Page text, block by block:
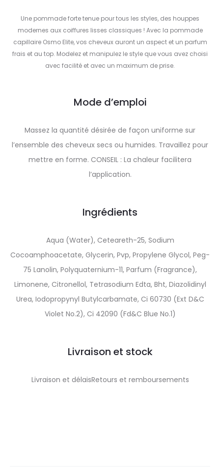
Une pommade forte tenue pour tous les styles, des houppes
modernes aux coiffures lisses classiques ! Avec la pommade
capillaire Osmo Elite, vos cheveux auront un aspect et un parfum
frais et au top. Modelez et manipulez le style que vous avez choisi
avec facilité et avec un maximum de prise.
Mode d’emploi
Massez la quantité désirée de façon uniforme sur
l’ensemble des cheveux secs ou humides. Travaillez pour
mettre en forme. CONSEIL : La chaleur facilitera
l’application.
Ingrédients
Aqua (Water), Ceteareth-25, Sodium
Cocoamphoacetate, Glycerin, Pvp, Propylene Glycol, Peg-
75 Lanolin, Polyquaternium-11, Parfum (Fragrance),
Limonene, Citronellol, Tetrasodium Edta, Bht, Diazolidinyl
Urea, Iodopropynyl Butylcarbamate, Ci 60730 (Ext D&C
Violet No.2), Ci 42090 (Fd&C Blue No.1)
Livraison et stock
Livraison et délaisRetours et remboursements